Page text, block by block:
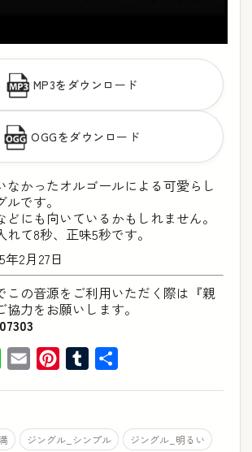
MP3をダウンロード
OGGをダウンロード
なかったオルゴールによる可愛らし
です。
どにも向いているかもしれません。
て8秒、正味5秒です。
年2月27日
この音源をご利用いただく際は『親
力をお願いします。
Line Email Pinterest
Tumblr
ジングル_シンプル
ジングル_明るい